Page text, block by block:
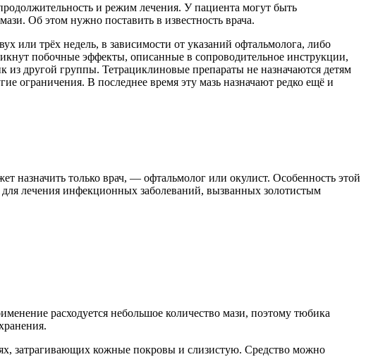
и режим лечения. У пациента могут быть
Об этом нужно поставить в известность врача.
или трёх недель, в зависимости от указаний офтальмолога, либо
побочные эффекты, описанные в сопроводительное инструкции,
другой группы. Тетрациклиновые препараты не назначаются детям
ограничения. В последнее время эту мазь назначают редко ещё и
назначить только врач, — офтальмолог или окулист. Особенность этой
лечения инфекционных заболеваний, вызванных золотистым
расходуется небольшое количество мази, поэтому тюбика
затрагивающих кожные покровы и слизистую. Средство можно